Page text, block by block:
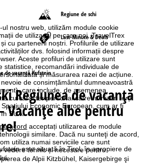
nostru web, utilizăm module cookie
de utilizare, pe care noi, TravelTrex
cu partenerii noștri. Profilurile de utilizare
dvs. folosind informații despre
Aceste profiluri de utilizare sunt
statistice, recomandări individuale de
și măsurarea razei de acțiune.
de consimțământul dumneavoastră
care include, de asemenea,
cu caracter personal către furnizori terți
Economic European, cum ar fi
SUA.
acord acceptați utilizarea de module
similare. Dacă nu sunteţi de acord,
utiliza numai serviciile care sunt
vedere tehnic și necesare pentru
Regiune de schi
Last-Minute & Deals
de vacanță Kufstein
Regiunea de vacanță
Vacanţe albe pentru
este situată în Tirol, în apropiere de
de Alpii Kitzbühel, Kaisergebirge şi